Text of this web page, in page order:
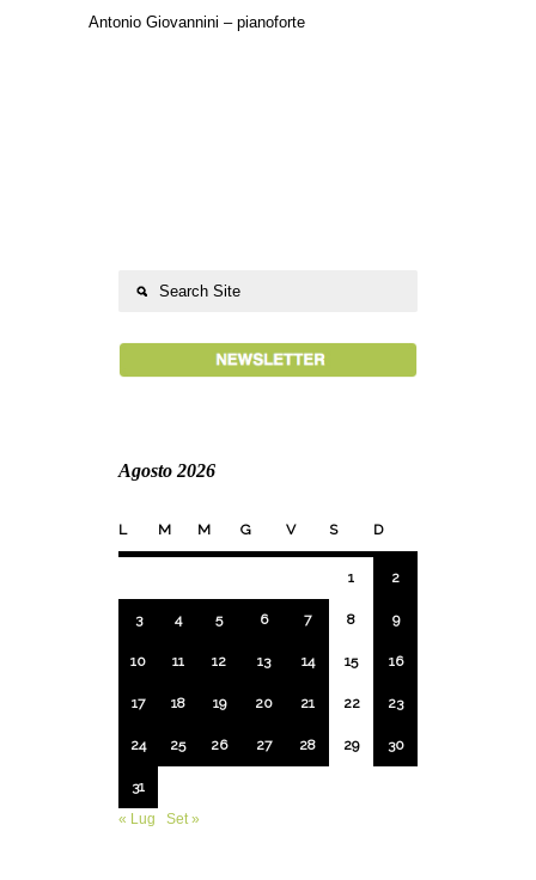
Antonio Giovannini – pianoforte
Agosto 2026
L M M G V S D
1 2
3 4 5 6 7 8 9
10 11 12 13 14 15 16
17 18 19 20 21 22 23
24 25 26 27 28 29 30
31
« Lug
Set »